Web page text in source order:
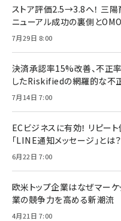
ストア評価2.5→3.8へ！ 三陽
ニューアル成功の裏側と
7月29日 8:00
決済承認率15%改善、不正
したRiskifiedの網羅的な不
7月14日 7:00
ECビジネスに有効！ リピー
「LINE通知メッセージ」とは？
6月22日 7:00
欧米トップ企業はなぜマー
業の競争力を高める新潮流
4月21日 7:00